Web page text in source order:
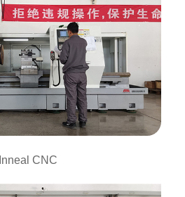
Inneal CNC